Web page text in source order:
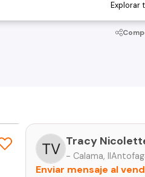
Explorar
- Calama,
Enviar mensaje al